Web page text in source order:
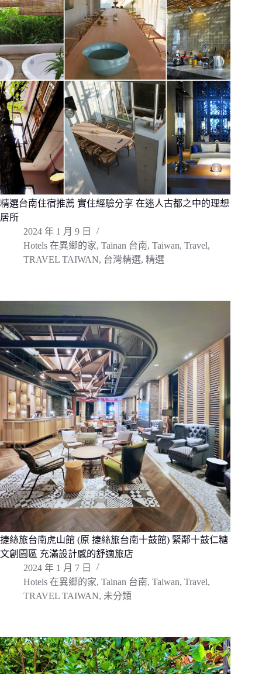
精選台南住宿推薦 實住經驗分享 在迷人古都之中的理想
居所
2024 年 1 月 9 日
Hotels 在異鄉的家, Tainan 台南, Taiwan, Travel,
TRAVEL TAIWAN, 台灣精選, 精選
捷絲旅台南虎山館 (原 捷絲旅台南十鼓館) 緊鄰十鼓仁糖
文創園區 充滿設計感的舒適旅店
2024 年 1 月 7 日
Hotels 在異鄉的家, Tainan 台南, Taiwan, Travel,
TRAVEL TAIWAN, 未分類